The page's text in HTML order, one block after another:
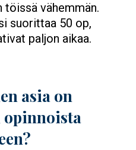
töissä vähemmän.
suorittaa 50 op,
paljon aikaa.
asia on
opinnoista